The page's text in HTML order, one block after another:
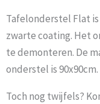
Tafelonderstel Flat
zwarte coating. Het
te demonteren. De
onderstel is 90x90cm.
Toch nog twijfels?